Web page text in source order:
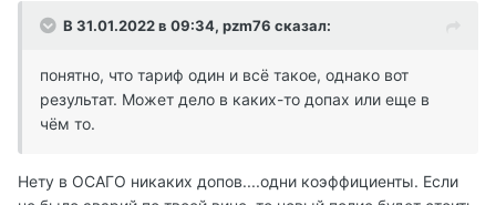
В 31.01.2022 в 09:34, pzm76 сказал:
понятно, что тариф один и всё такое, однако вот
результат. Может дело в каких-то допах или еще в
чём то.
Нету в ОСАГО никаких допов....одни коэффициенты. Если